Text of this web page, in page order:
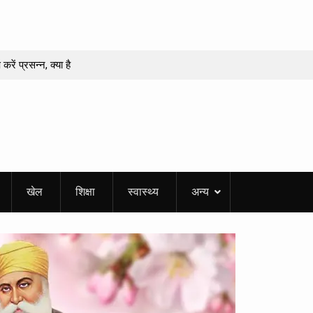
करें प्रसन्न, क्या है
कई जिलों में गरज-
होगी विशेष
खेल शिक्षा स्वास्थ्य अन्य